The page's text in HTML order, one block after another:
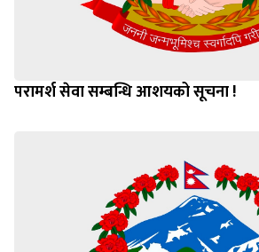
परामर्श सेवा सम्बन्धि आशयको सूचना !